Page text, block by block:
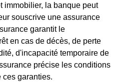
immobilier, la banque peut
souscrive une assurance
garantit le
en cas de décès, de perte
d'incapacité temporaire de
précise les conditions
garanties.